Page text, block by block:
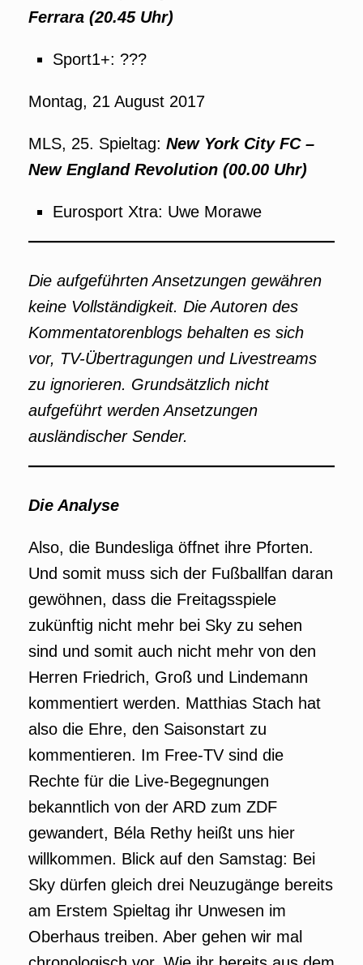
Ferrara (20.45 Uhr)
Sport1+: ???
Montag, 21 August 2017
MLS, 25. Spieltag: New York City FC –
New England Revolution (00.00 Uhr)
Eurosport Xtra: Uwe Morawe
Die aufgeführten Ansetzungen gewähren
keine Vollständigkeit. Die Autoren des
Kommentatorenblogs behalten es sich
vor, TV-Übertragungen und Livestreams
zu ignorieren. Grundsätzlich nicht
aufgeführt werden Ansetzungen
ausländischer Sender.
Die Analyse
Also, die Bundesliga öffnet ihre Pforten.
Und somit muss sich der Fußballfan daran
gewöhnen, dass die Freitagsspiele
zukünftig nicht mehr bei Sky zu sehen
sind und somit auch nicht mehr von den
Herren Friedrich, Groß und Lindemann
kommentiert werden. Matthias Stach hat
also die Ehre, den Saisonstart zu
kommentieren. Im Free-TV sind die
Rechte für die Live-Begegnungen
bekanntlich von der ARD zum ZDF
gewandert, Béla Rethy heißt uns hier
willkommen. Blick auf den Samstag: Bei
Sky dürfen gleich drei Neuzugänge bereits
am Erstem Spieltag ihr Unwesen im
Oberhaus treiben. Aber gehen wir mal